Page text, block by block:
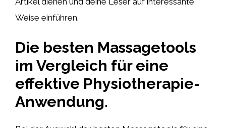
Weise einführen.
Die besten Massagetools
im Vergleich für eine
effektive Physiotherapie-
Anwendung.